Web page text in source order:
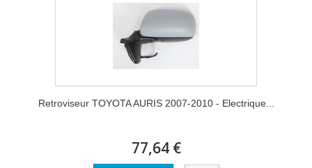
Retroviseur TOYOTA AURIS 2007-2010 - Electrique...
77,64 €